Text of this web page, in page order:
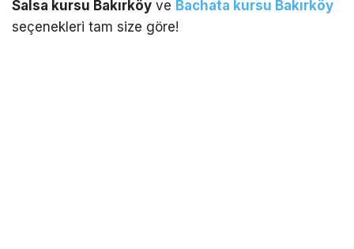
Salsa kursu Bakırköy ve Bachata kursu Bakırköy
seçenekleri tam size göre!